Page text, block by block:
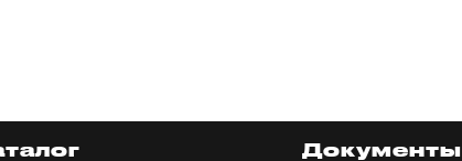
Документы